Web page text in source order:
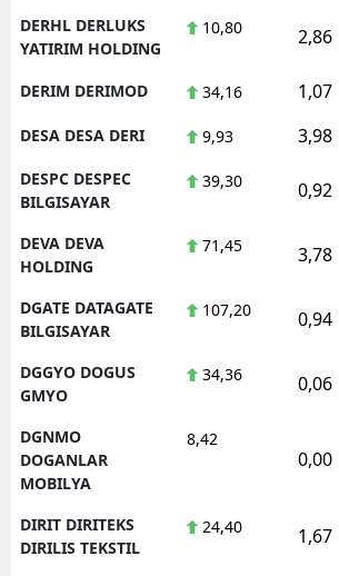
DERHL DERLUKS
YATIRIM HOLDING
10,80 2,86
DERIM DERIMOD 34,16 1,07
DESA DESA DERI 9,93 3,98
DESPC DESPEC
BILGISAYAR
39,30 0,92
DEVA DEVA
HOLDING
71,45 3,78
DGATE DATAGATE
BILGISAYAR
107,20 0,94
DGGYO DOGUS
GMYO
34,36 0,06
DGNMO
DOGANLAR
MOBILYA
8,42
0,00
DIRIT DIRITEKS
DIRILIS TEKSTIL
24,40 1,67